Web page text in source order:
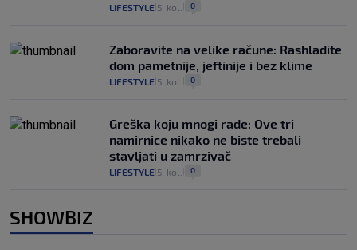
LIFESTYLE 5. kol. 0
Zaboravite na velike račune: Rashladite
dom pametnije, jeftinije i bez klime
LIFESTYLE 5. kol. 0
Greška koju mnogi rade: Ove tri
namirnice nikako ne biste trebali
stavljati u zamrzivač
LIFESTYLE 5. kol. 0
SHOWBIZ